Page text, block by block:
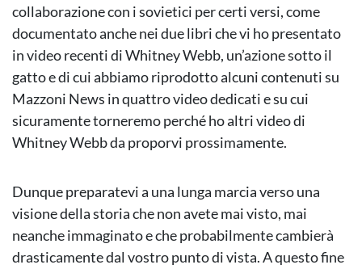
collaborazione con i sovietici per certi versi, come
documentato anche nei due libri che vi ho presentato
in video recenti di Whitney Webb, un’azione sotto il
gatto e di cui abbiamo riprodotto alcuni contenuti su
Mazzoni News in quattro video dedicati e su cui
sicuramente torneremo perché ho altri video di
Whitney Webb da proporvi prossimamente.
Dunque preparatevi a una lunga marcia verso una
visione della storia che non avete mai visto, mai
neanche immaginato e che probabilmente cambierà
drasticamente dal vostro punto di vista. A questo fine